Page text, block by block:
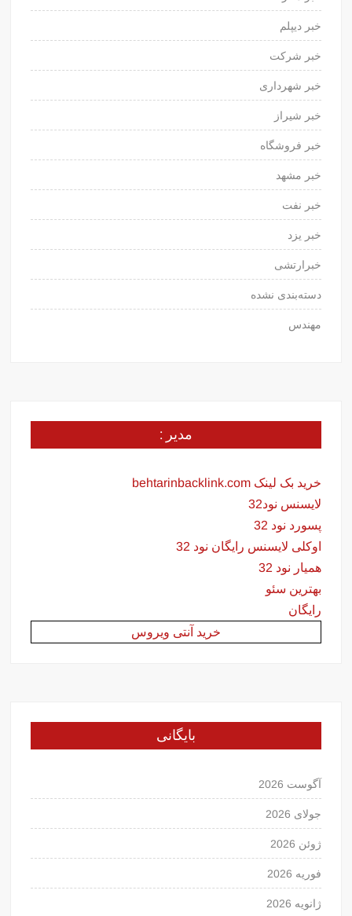
خبر دیپلم
خبر شرکت
خبر شهرداری
خبر شیراز
خبر فروشگاه
خبر مشهد
خبر نفت
خبر یزد
خبرارتشی
دسته‌بندی نشده
مهندس
مدیر :
خرید بک لینک behtarinbacklink.com
لایسنس نود32
پسورد نود 32
اوکلی لایسنس رایگان نود 32
همیار نود 32
بهترین سئو
رایگان
خرید آنتی ویروس
بایگانی
آگوست 2026
جولای 2026
ژوئن 2026
فوریه 2026
ژانویه 2026